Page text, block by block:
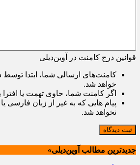
قوانین درج کامنت در آوین‌دیلی
کامنت‌های ارسالی شما، ابتدا توسط
خواهد شد.
اگر کامنت شما، حاوی تهمت یا
پیام هایی که به غیر از زبان فارسی
نخواهد شد.
ثبت دیدگاه
جدیدترین مطالب آوین‌دیلی»